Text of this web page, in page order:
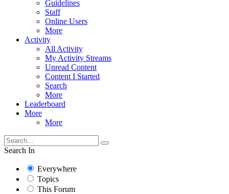
Guidelines
Staff
Online Users
More
Activity
All Activity
My Activity Streams
Unread Content
Content I Started
Search
More
Leaderboard
More
More
Search In
Everywhere
Topics
This Forum